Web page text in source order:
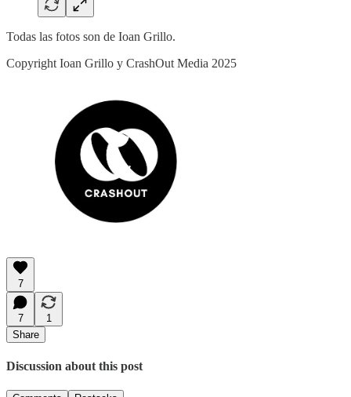
Todas las fotos son de Ioan Grillo.
Copyright Ioan Grillo y CrashOut Media 2025
7
7
1
Share
Discussion about this post